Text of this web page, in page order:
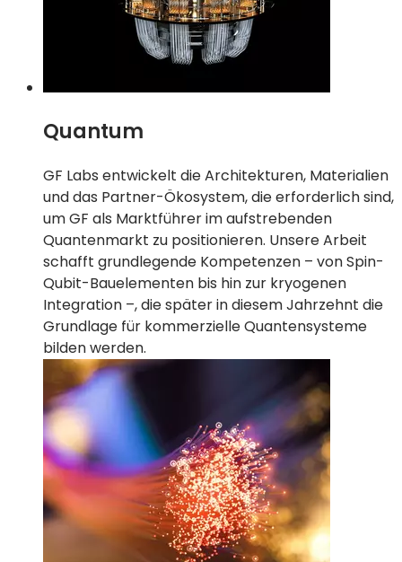
Quantum
GF Labs entwickelt die Architekturen, Materialien
und das Partner-Ökosystem, die erforderlich sind,
um GF als Marktführer im aufstrebenden
Quantenmarkt zu positionieren. Unsere Arbeit
schafft grundlegende Kompetenzen – von Spin-
Qubit-Bauelementen bis hin zur kryogenen
Integration –, die später in diesem Jahrzehnt die
Grundlage für kommerzielle Quantensysteme
bilden werden.